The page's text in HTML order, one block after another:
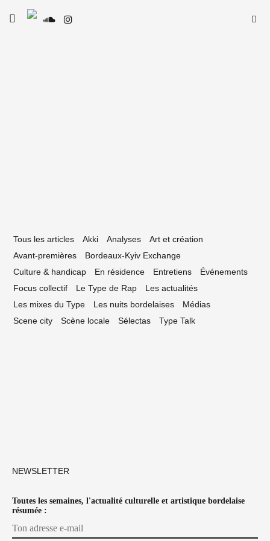
Skip
toggle
Tous les articles Akki Analyses
Art et création
Avant-premières
Bordeaux-Kyiv Exchange
Culture & handicap
En résidence Entretiens
Événements
Focus collectif
Le Type de Rap
Les actualités
Les mixes du Type
Les nuits bordelaises
Médias
Scene city
Scène locale Sélectas Type Talk
NEWSLETTER
Toutes les semaines, l'actualité culturelle et artistique bordelaise
résumée :